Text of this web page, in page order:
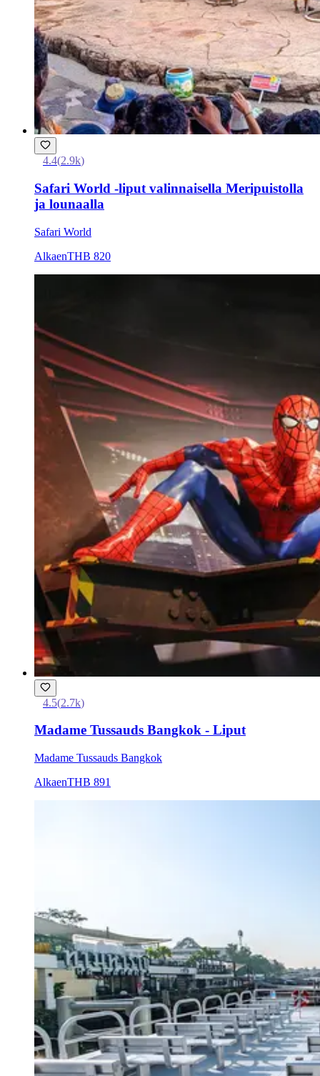
4.4(2.9k)
Safari World -liput valinnaisella Meripuistolla
ja lounaalla
Safari World
AlkaenTHB 820
4.5(2.7k)
Madame Tussauds Bangkok - Liput
Madame Tussauds Bangkok
AlkaenTHB 891